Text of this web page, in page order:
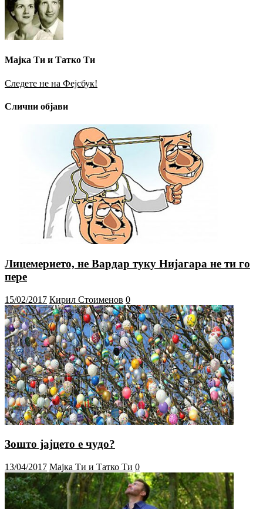
Мајка Ти и Татко Ти
Следете не на Фејсбук!
Слични објави
Лицемерието, не Вардар туку Нијагара не ти го
пере
15/02/2017 Кирил Стоименов 0
Зошто јајцето е чудо?
13/04/2017 Мајка Ти и Татко Ти 0